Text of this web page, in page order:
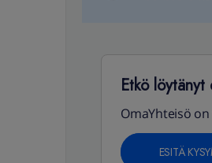
Etkö löytänyt
OmaYhteisö
ESITÄ